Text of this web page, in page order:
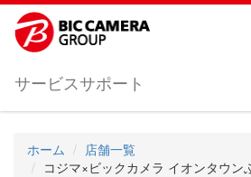
サービスサポート
ホーム
店舗一覧
コジマ×ビックカメラ イオンタウンふじみ野店 サ